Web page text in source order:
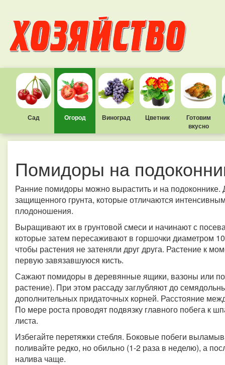
Сад Огород Виноград Цветник
Готовим
вкусно
Помидоры на
Ранние помидоры можно вырастить и на
защищенного грунта, которые отличаются
плодоношения.
Выращивают их в грунтовой смеси и начинают с
которые затем пересаживают в горшочки диаметром
чтобы растения не затеняли друг друга. Растение к
первую завязавшуюся кисть.
Сажают помидоры в деревянные ящики, вазоны или
растение). При этом рассаду заглубляют до
дополнительных придаточных корней. Расстояние
По мере роста проводят подвязку главного побега к
листа.
Избегайте перетяжки стебля. Боковые побеги
поливайте редко, но обильно (1-2 раза в неделю), а
налива чаще.